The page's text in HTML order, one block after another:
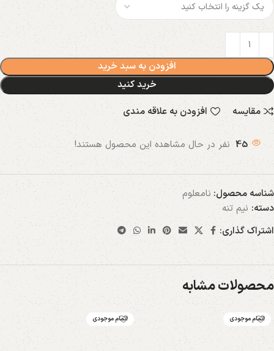
افزودن به سبد خرید
خرید کنید
مقایسه
افزودن به علاقه مندی
45 نفر در حال مشاهده این محصول هستند!
شناسه محصول:نامعلوم
دسته: نیم تنه
اشتراک گذاری:
محصولات مشابه
اتمام موجودی اتمام موجودی